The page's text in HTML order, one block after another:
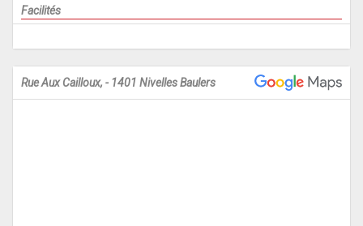
Facilités
Rue Aux Cailloux, - 1401 Nivelles Baulers